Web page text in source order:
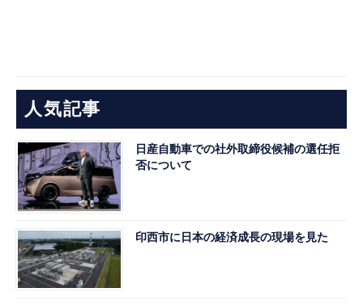
人気記事
日産自動車での社外取締役候補の選任拒
否について
印西市に日本の経済成長の現場を見た